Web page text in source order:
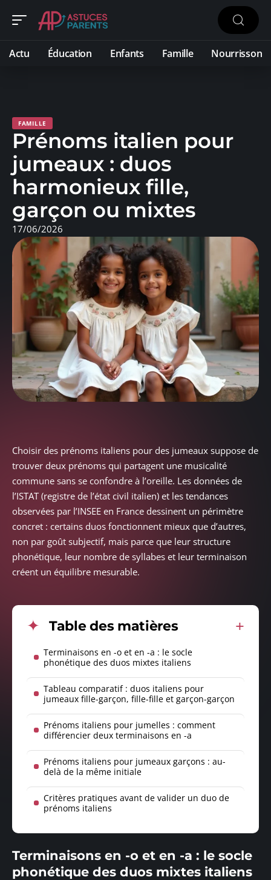
Actu Éducation Enfants Famille Nourrisson
FAMILLE
Prénoms italien pour
jumeaux : duos
harmonieux fille,
garçon ou mixtes
17/06/2026
Choisir des prénoms italiens pour des jumeaux suppose de
trouver deux prénoms qui partagent une musicalité
commune sans se confondre à l’oreille. Les données de
l’ISTAT (registre de l’état civil italien) et les tendances
observées par l’INSEE en France dessinent un périmètre
concret : certains duos fonctionnent mieux que d’autres,
non par goût subjectif, mais parce que leur structure
phonétique, leur nombre de syllabes et leur terminaison
créent un équilibre mesurable.
Table des matières
Terminaisons en -o et en -a : le socle
phonétique des duos mixtes italiens
Tableau comparatif : duos italiens pour
jumeaux fille-garçon, fille-fille et garçon-garçon
Prénoms italiens pour jumelles : comment
différencier deux terminaisons en -a
Prénoms italiens pour jumeaux garçons : au-
delà de la même initiale
Critères pratiques avant de valider un duo de
prénoms italiens
Terminaisons en -o et en -a : le socle
phonétique des duos mixtes italiens